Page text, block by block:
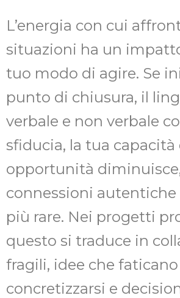
L’energia con cui
situazioni ha un
tuo modo di agire. Se
punto di chiusura, il
verbale e non verbale
sfiducia, la tua capacità
opportunità
connessioni
più rare. Nei progetti
questo si traduce in
fragili, idee che faticano
concretizzarsi e